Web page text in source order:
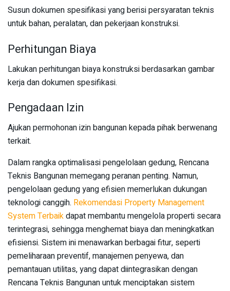
Susun dokumen spesifikasi yang berisi persyaratan teknis
untuk bahan, peralatan, dan pekerjaan konstruksi.
Perhitungan Biaya
Lakukan perhitungan biaya konstruksi berdasarkan gambar
kerja dan dokumen spesifikasi.
Pengadaan Izin
Ajukan permohonan izin bangunan kepada pihak berwenang
terkait.
Dalam rangka optimalisasi pengelolaan gedung, Rencana
Teknis Bangunan memegang peranan penting. Namun,
pengelolaan gedung yang efisien memerlukan dukungan
teknologi canggih. Rekomendasi Property Management
System Terbaikdapat membantu mengelola properti secara
terintegrasi, sehingga menghemat biaya dan meningkatkan
efisiensi. Sistem ini menawarkan berbagai fitur, seperti
pemeliharaan preventif, manajemen penyewa, dan
pemantauan utilitas, yang dapat diintegrasikan dengan
Rencana Teknis Bangunan untuk menciptakan sistem